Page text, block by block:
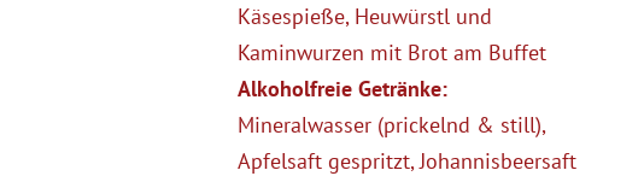
Käsespieße, Heuwürstl und
Kaminwurzen mit Brot am Buffet
Alkoholfreie Getränke:
Mineralwasser (prickelnd & still),
Apfelsaft gespritzt, Johannisbeersaft